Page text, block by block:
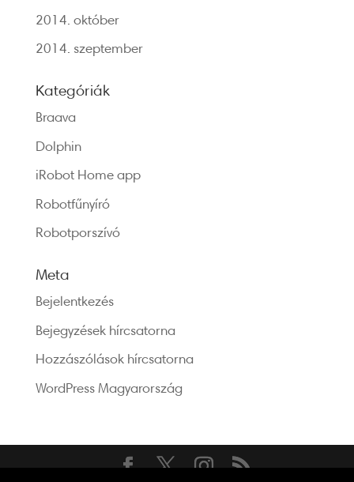
2014. október
2014. szeptember
Kategóriák
Braava
Dolphin
iRobot Home app
Robotfűnyíró
Robotporszívó
Meta
Bejelentkezés
Bejegyzések hírcsatorna
Hozzászólások hírcsatorna
WordPress Magyarország